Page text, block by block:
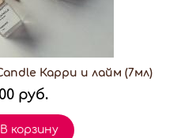
Карри и лайм (7мл)
руб.
В корзину